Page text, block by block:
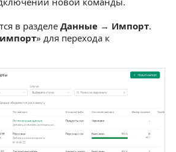
в разделе Данные → Импорт.
» для перехода к